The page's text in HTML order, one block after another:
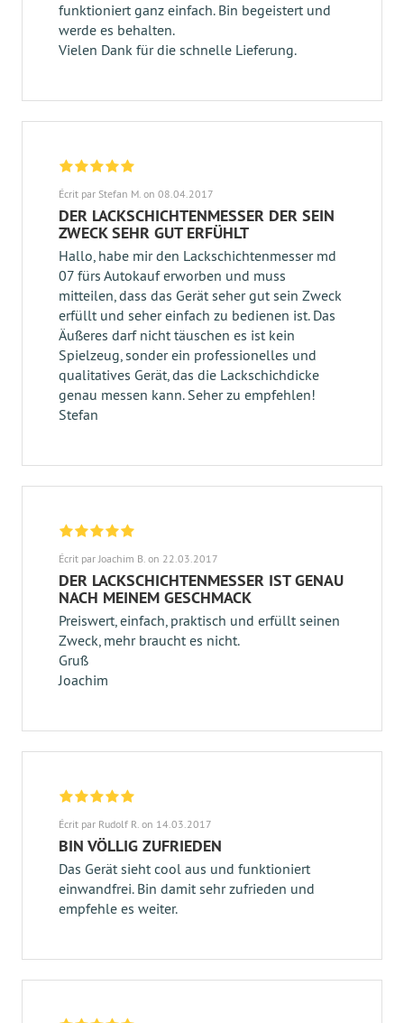
funktioniert ganz einfach. Bin begeistert und
werde es behalten.
Vielen Dank für die schnelle Lieferung.
Écrit par Stefan M. on 08.04.2017
DER LACKSCHICHTENMESSER DER SEIN
ZWECK SEHR GUT ERFÜHLT
Hallo, habe mir den Lackschichtenmesser md
07 fürs Autokauf erworben und muss
mitteilen, dass das Gerät seher gut sein Zweck
erfüllt und seher einfach zu bedienen ist. Das
Äußeres darf nicht täuschen es ist kein
Spielzeug, sonder ein professionelles und
qualitatives Gerät, das die Lackschichdicke
genau messen kann. Seher zu empfehlen!
Stefan
Écrit par Joachim B. on 22.03.2017
DER LACKSCHICHTENMESSER IST GENAU
NACH MEINEM GESCHMACK
Preiswert, einfach, praktisch und erfüllt seinen
Zweck, mehr braucht es nicht.
Gruß
Joachim
Écrit par Rudolf R. on 14.03.2017
BIN VÖLLIG ZUFRIEDEN
Das Gerät sieht cool aus und funktioniert
einwandfrei. Bin damit sehr zufrieden und
empfehle es weiter.